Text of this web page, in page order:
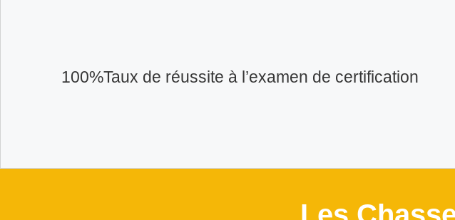
100%Taux de réussite à l’examen de certification